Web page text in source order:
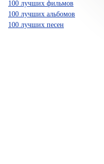
100 лучших фильмов
100 лучших альбомов
100 лучших песен